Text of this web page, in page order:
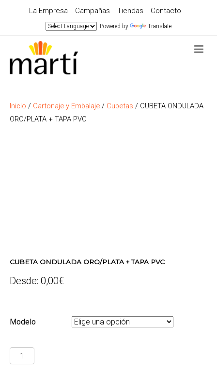
La Empresa Campañas Tiendas Contacto
Powered by Translate
Inicio / Cartonaje y Embalaje / Cubetas / CUBETA ONDULADA
ORO/PLATA + TAPA PVC
CUBETA ONDULADA ORO/PLATA + TAPA PVC
Desde: 0,00€
Modelo
CUBETA